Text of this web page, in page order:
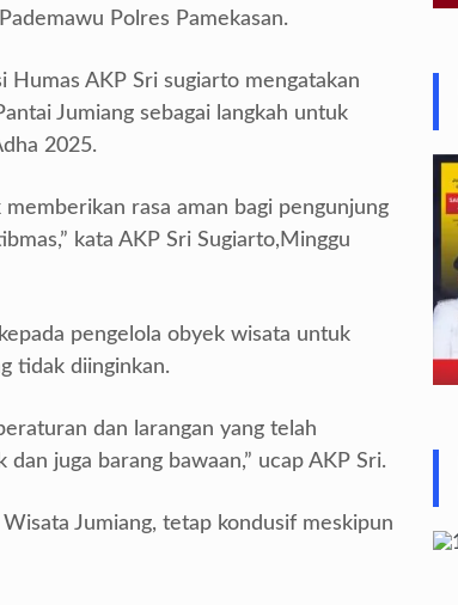
Polres Pamekasan.
Humas AKP Sri sugiarto mengatakan
Jumiang sebagai langkah untuk
2025.
rasa aman bagi pengunjung
kata AKP Sri Sugiarto,Minggu
pengelola obyek wisata untuk
tidak diinginkan.
dan larangan yang telah
juga barang bawaan,” ucap AKP Sri.
Jumiang, tetap kondusif meskipun